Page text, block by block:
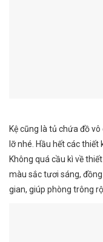
Kệ cũng là tủ chứa đồ
lỡ nhé. Hầu hết các thiết
Không quá cầu kì về
màu sắc tươi sáng,
gian, giúp phòng trông